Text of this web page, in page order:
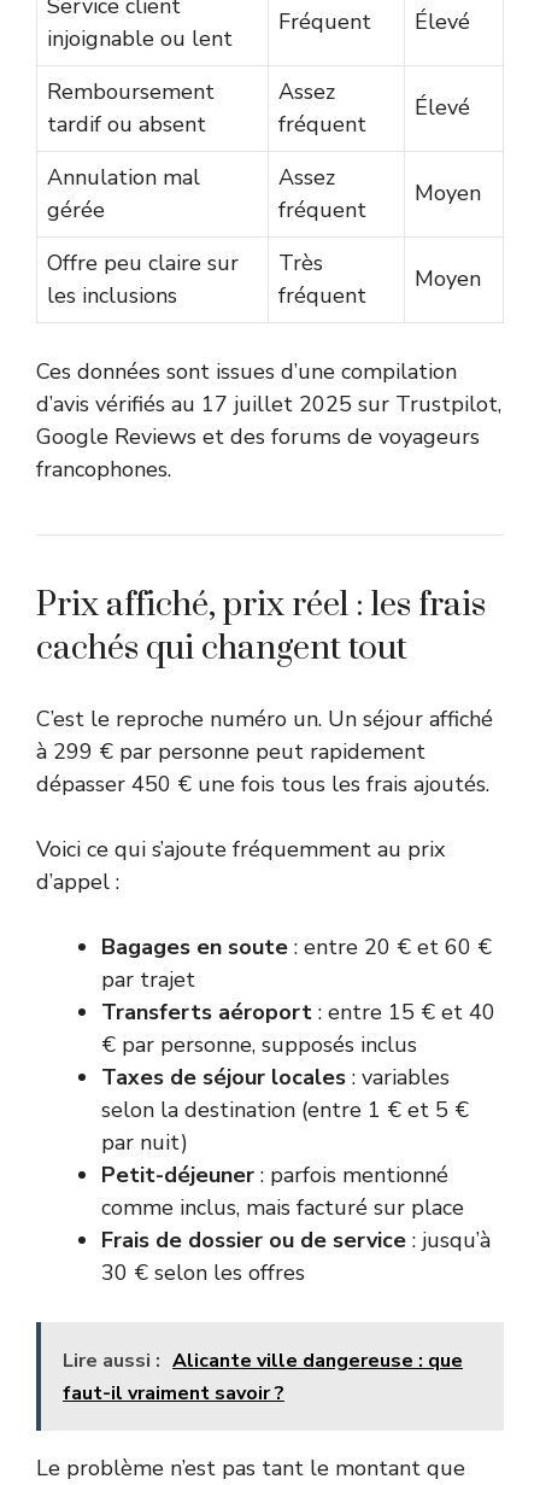
Service client
injoignable ou lent
Fréquent Élevé
Remboursement
tardif ou absent
Assez
fréquent
Élevé
Annulation mal
gérée
Assez
fréquent
Moyen
Offre peu claire sur
les inclusions
Très
fréquent
Moyen
Ces données sont issues d’une compilation
d’avis vérifiés au 17 juillet 2025 sur Trustpilot,
Google Reviews et des forums de voyageurs
francophones.
Prix affiché, prix réel : les frais
cachés qui changent tout
C’est le reproche numéro un. Un séjour affiché
à 299 € par personne peut rapidement
dépasser 450 € une fois tous les frais ajoutés.
Voici ce qui s’ajoute fréquemment au prix
d’appel :
Bagages en soute : entre 20 € et 60 €
par trajet
Transferts aéroport : entre 15 € et 40
€ par personne, supposés inclus
Taxes de séjour locales : variables
selon la destination (entre 1 € et 5 €
par nuit)
Petit-déjeuner : parfois mentionné
comme inclus, mais facturé sur place
Frais de dossier ou de service : jusqu’à
30 € selon les offres
Lire aussi : Alicante ville dangereuse : que
faut-il vraiment savoir ?
Le problème n’est pas tant le montant que